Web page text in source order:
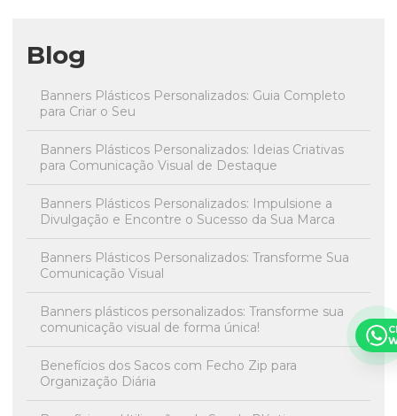
Blog
Banners Plásticos Personalizados: Guia Completo
para Criar o Seu
Banners Plásticos Personalizados: Ideias Criativas
para Comunicação Visual de Destaque
Banners Plásticos Personalizados: Impulsione a
Divulgação e Encontre o Sucesso da Sua Marca
Banners Plásticos Personalizados: Transforme Sua
Comunicação Visual
Banners plásticos personalizados: Transforme sua
comunicação visual de forma única!
Benefícios dos Sacos com Fecho Zip para
Organização Diária